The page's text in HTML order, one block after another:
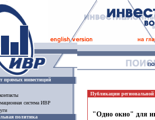
прямых инвестиций
система ИВР
политика
Публикации региональной
"Одно окно" для